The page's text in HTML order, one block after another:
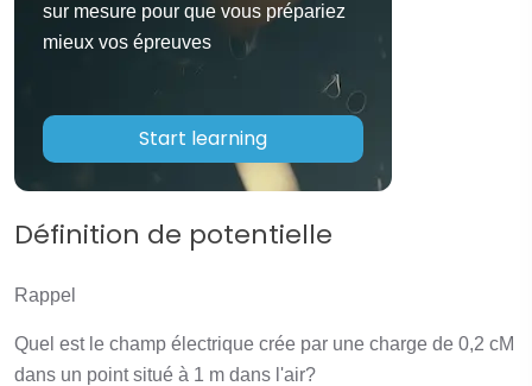
sur mesure pour que vous prépariez
mieux vos épreuves
Start learning
Définition de potentielle
Rappel
Quel est le champ électrique crée par une charge de 0,2 cM
dans un point situé à 1 m dans l'air?